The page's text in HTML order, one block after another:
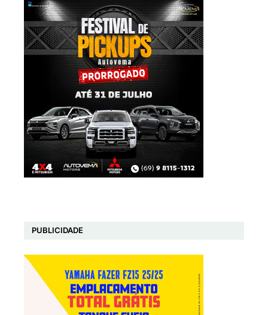
PUBLICIDADE